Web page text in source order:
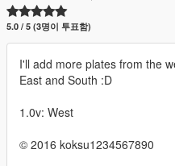
5.0 / 5 (3명이 투표함)
I'll add more plates from the
East and South :D
1.0v: West
© 2016 koksu1234567890